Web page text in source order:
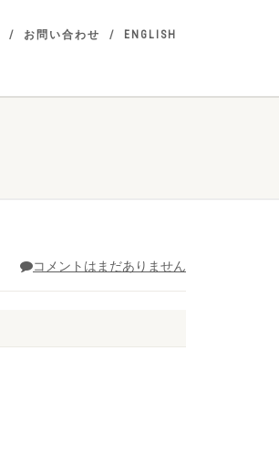
お問い合わせ ENGLISH
コメントはまだありません